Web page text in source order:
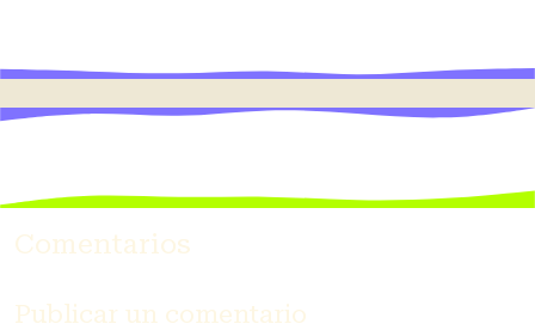
Comentarios
Publicar un comentario